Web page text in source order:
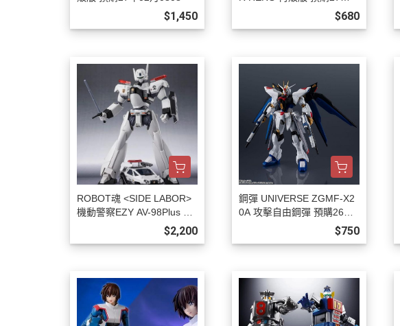
$1,450 $680
ROBOT魂 <SIDE LABOR>
機動警察EZY AV-98Plus 英
格拉姆改2號機 預購27年01
$2,200
鋼彈 UNIVERSE ZGMF-X2
0A 攻擊自由鋼彈 預購26年1
$750